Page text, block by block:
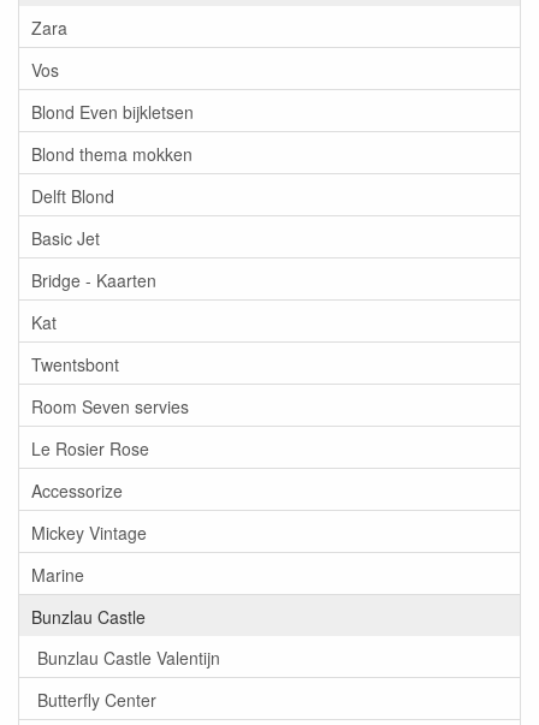
Zara
Vos
Blond Even bijkletsen
Blond thema mokken
Delft Blond
Basic Jet
Bridge - Kaarten
Kat
Twentsbont
Room Seven servies
Le Rosier Rose
Accessorize
Mickey Vintage
Marine
Bunzlau Castle
Bunzlau Castle Valentijn
Butterfly Center